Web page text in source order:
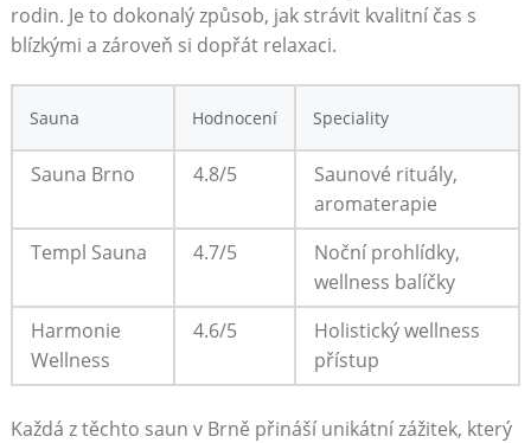
rodin. Je to dokonalý způsob, jak strávit kvalitní čas s
blízkými a zároveň si dopřát relaxaci.
Sauna Hodnocení Speciality
Sauna Brno 4.8/5
Saunové rituály,
aromaterapie
Templ Sauna
4.7/5
Noční prohlídky,
wellness balíčky
Harmonie
Wellness
4.6/5
Holistický wellness
přístup
Každá z těchto saun v Brně přináší unikátní zážitek, který